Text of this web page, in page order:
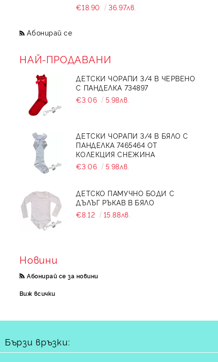
€18.90
36.97лв.
Абонирай се
НАЙ-ПРОДАВАНИ
ДЕТСКИ ЧОРАПИ 3/4 В ЧЕРВЕНО
С ПАНДЕЛКА 734897
€3.06
5.98лв.
ДЕТСКИ ЧОРАПИ 3/4 В БЯЛО С
ПАНДЕЛКА 7465464 ОТ
КОЛЕКЦИЯ СНЕЖИНА
€3.06
5.98лв.
ДЕТСКО ПАМУЧНО БОДИ С
ДЪЛЪГ РЪКАВ В БЯЛО
€8.12
15.88лв.
Новини
Абонирай се за новини
Виж всички
Бързи връзки: